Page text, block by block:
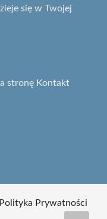
się w Twojej
stronę Kontakt
Polityka Prywatności